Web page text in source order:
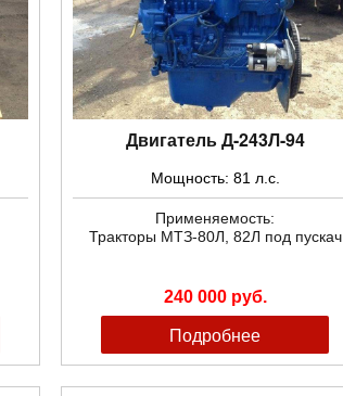
Двигатель Д-243Л-94
Мощность: 81 л.с.
Применяемость:
Тракторы МТЗ-80Л, 82Л под пускач
240 000 руб.
Подробнее